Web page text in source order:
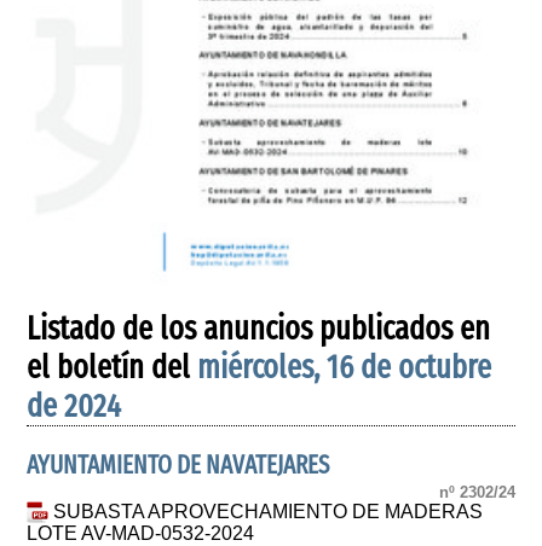
Listado de los anuncios publicados en
el boletín del miércoles, 16 de octubre
de 2024
AYUNTAMIENTO DE NAVATEJARES
nº 2302/24
SUBASTA APROVECHAMIENTO DE MADERAS
LOTE AV-MAD-0532-2024